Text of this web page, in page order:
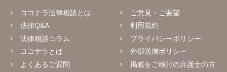
ココナラ法律相談とは
法律Q&A
法律相談コラム
ココナラとは
よくあるご質問
ご意見・ご要望
利用規約
プライバシーポリシー
外部送信ポリシー
掲載をご検討の弁護士の方